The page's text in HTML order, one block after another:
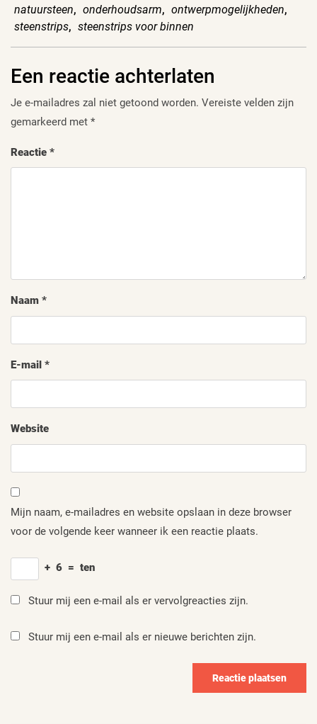
natuursteen, onderhoudsarm, ontwerpmogelijkheden,
steenstrips, steenstrips voor binnen
Een reactie achterlaten
Je e-mailadres zal niet getoond worden. Vereiste velden zijn
gemarkeerd met *
Reactie *
Naam *
E-mail *
Website
Mijn naam, e-mailadres en website opslaan in deze browser
voor de volgende keer wanneer ik een reactie plaats.
+ 6 = ten
Stuur mij een e-mail als er vervolgreacties zijn.
Stuur mij een e-mail als er nieuwe berichten zijn.